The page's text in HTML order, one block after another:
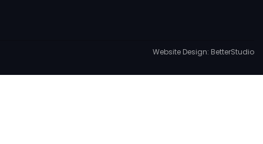
Website Design: BetterStudio